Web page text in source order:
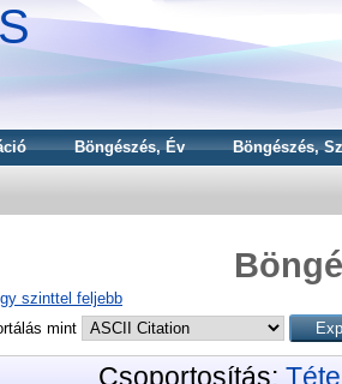
Böngészés, Év Böngészés,
szinttel feljebb
mint
Csoportosítás: